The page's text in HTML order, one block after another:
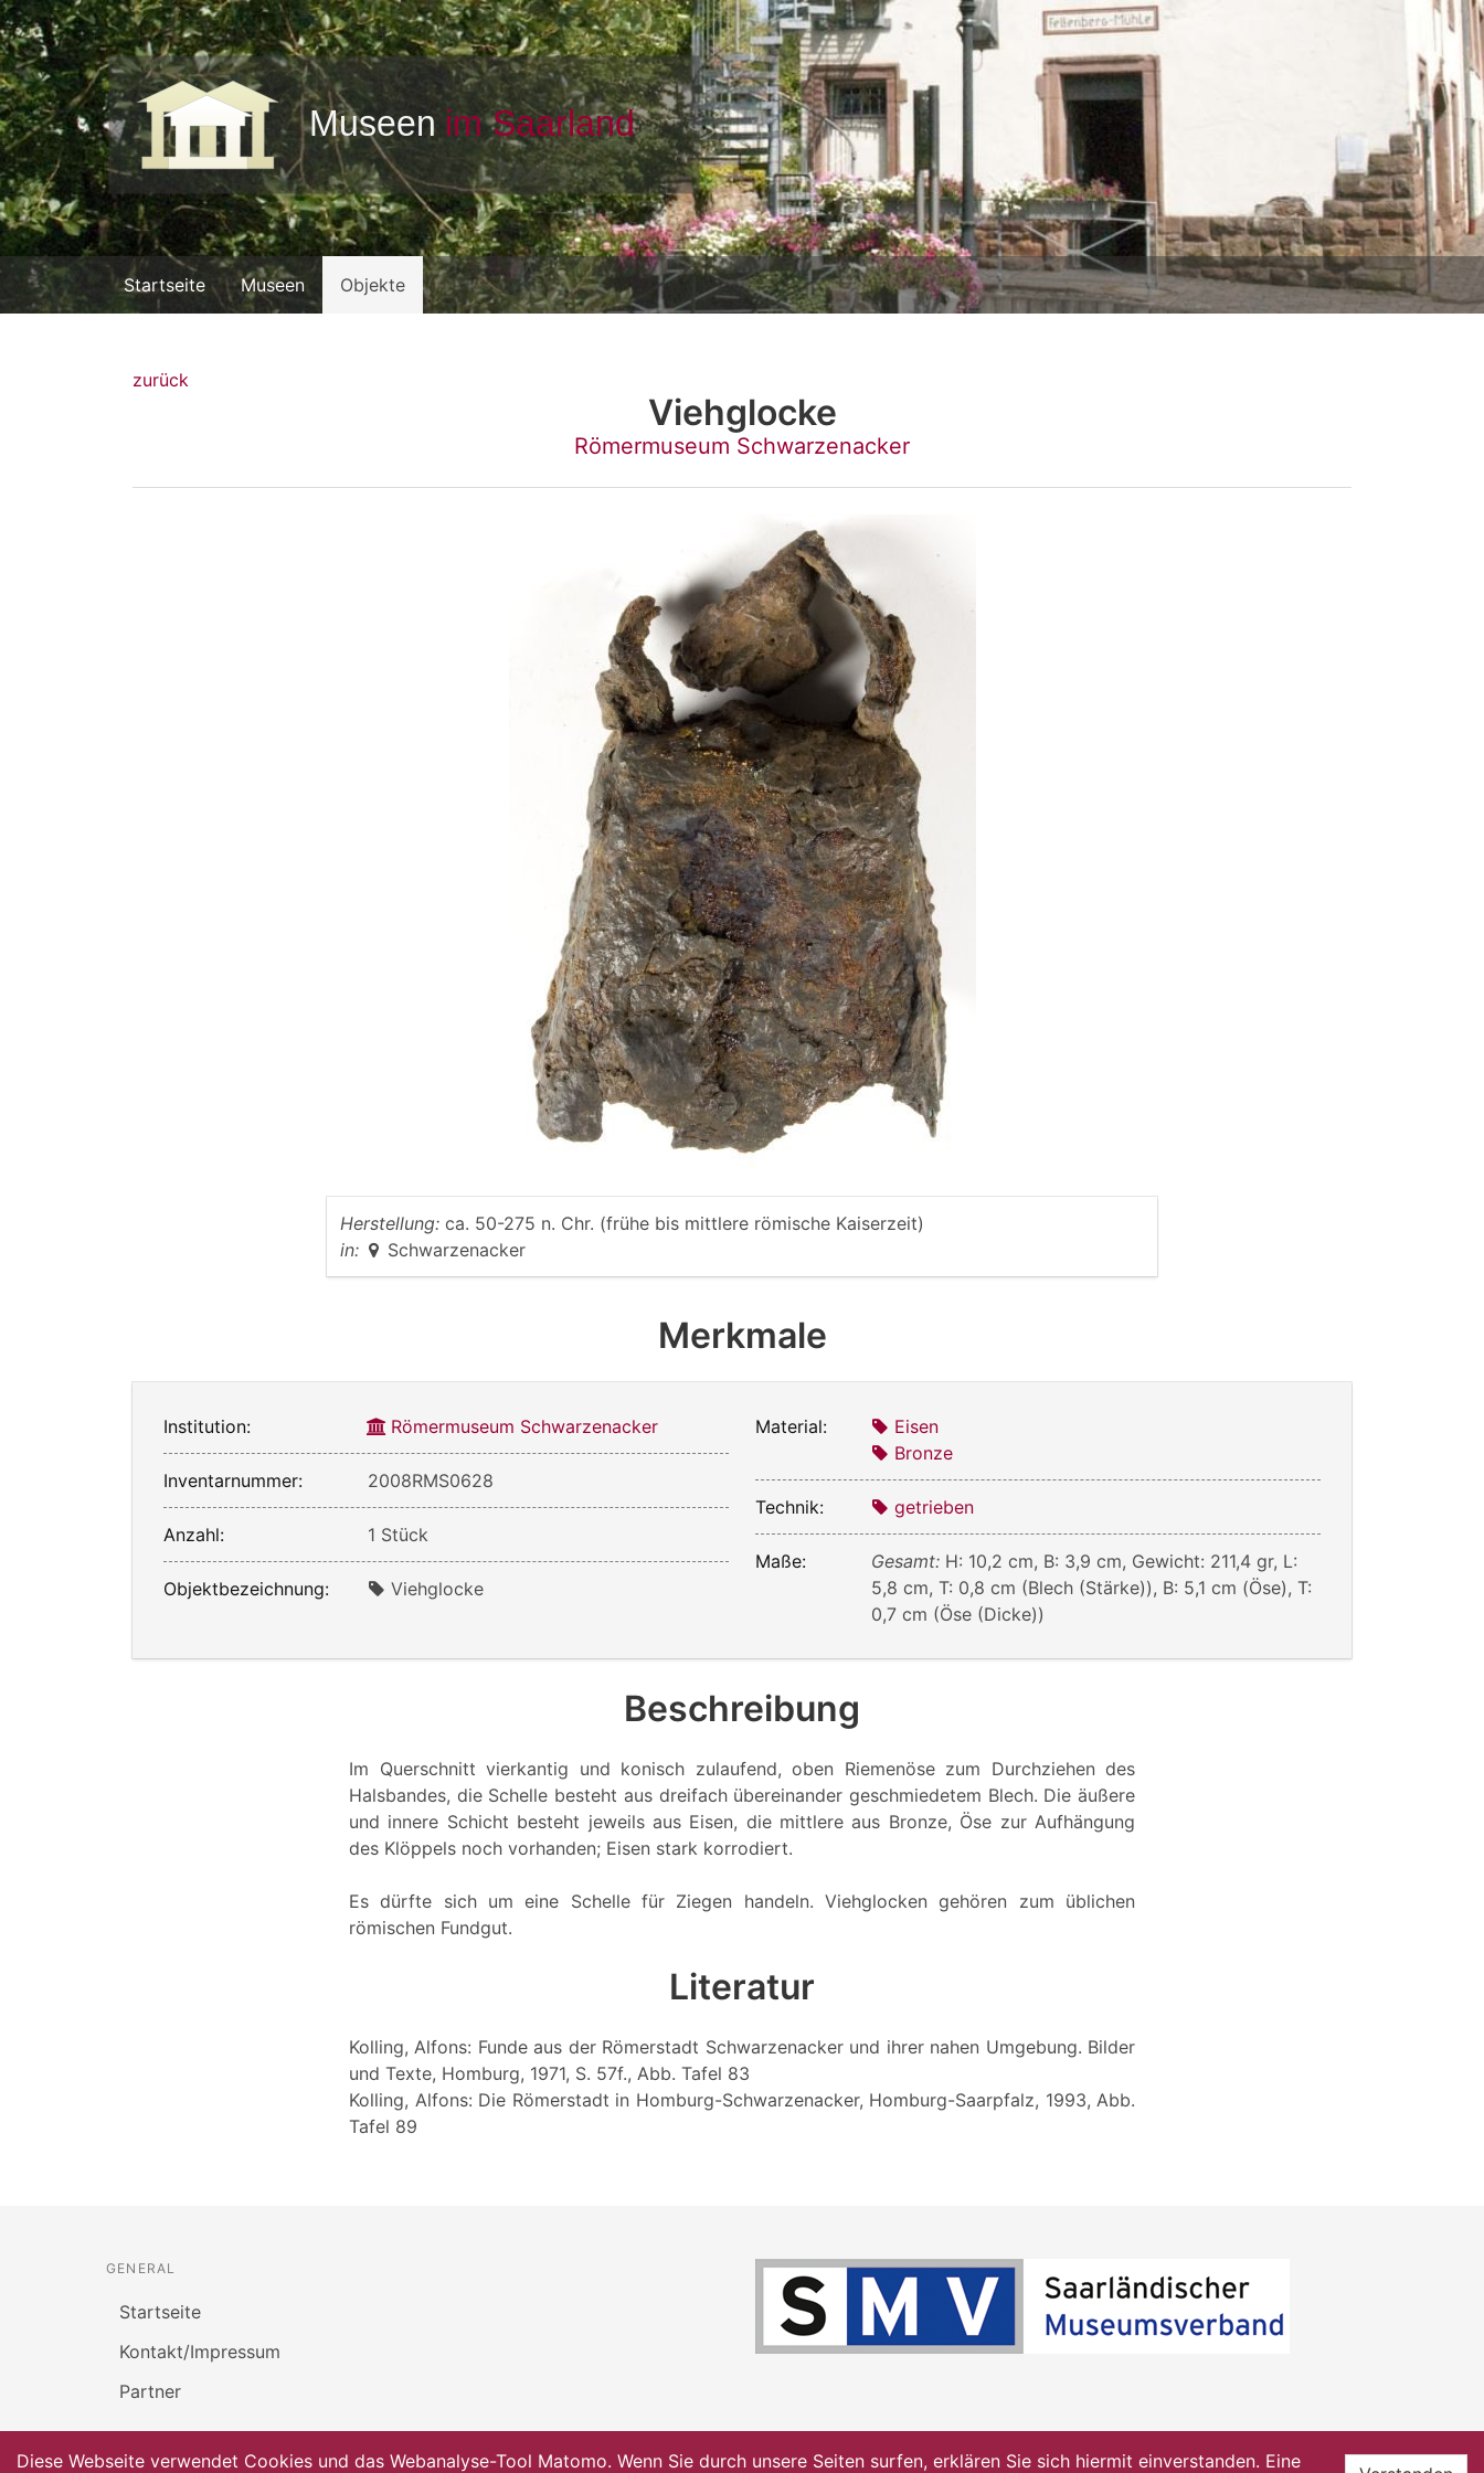
Startseite Museen Objekte
zurück
Viehglocke
Römermuseum Schwarzenacker
Herstellung: ca. 50-275 n. Chr. (frühe bis mittlere römische Kaiserzeit)
in:
Schwarzenacker
Merkmale
Institution: Römermuseum Schwarzenacker
Inventarnummer: 2008RMS0628
Anzahl: 1 Stück
Objektbezeichnung: Viehglocke
Material:
Eisen
Bronze
Technik: getrieben
Maße: Gesamt: H: 10,2 cm, B: 3,9 cm, Gewicht: 211,4 gr, L:
5,8 cm, T: 0,8 cm (Blech (Stärke)), B: 5,1 cm (Öse), T:
0,7 cm (Öse (Dicke))
Beschreibung
Im Querschnitt vierkantig und konisch zulaufend, oben Riemenöse zum Durchziehen des
Halsbandes, die Schelle besteht aus dreifach übereinander geschmiedetem Blech. Die äußere
und innere Schicht besteht jeweils aus Eisen, die mittlere aus Bronze, Öse zur Aufhängung
des Klöppels noch vorhanden; Eisen stark korrodiert.
Es dürfte sich um eine Schelle für Ziegen handeln. Viehglocken gehören zum üblichen
römischen Fundgut.
Literatur
Kolling, Alfons: Funde aus der Römerstadt Schwarzenacker und ihrer nahen Umgebung. Bilder
und Texte, Homburg, 1971, S. 57f., Abb. Tafel 83
Kolling, Alfons: Die Römerstadt in Homburg-Schwarzenacker, Homburg-Saarpfalz, 1993, Abb.
Tafel 89
GENERAL
Startseite
Kontakt/Impressum
Partner
Diese Webseite verwendet Cookies und das Webanalyse-Tool Matomo. Wenn Sie durch unsere Seiten surfen, erklären Sie sich hiermit einverstanden. Eine